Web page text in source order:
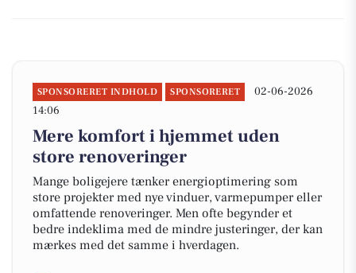
SPONSORERET INDHOLD SPONSORERET
02-06-2026
14:06
Mere komfort i hjemmet uden
store renoveringer
Mange boligejere tænker energioptimering som
store projekter med nye vinduer, varmepumper eller
omfattende renoveringer. Men ofte begynder et
bedre indeklima med de mindre justeringer, der kan
mærkes med det samme i hverdagen.